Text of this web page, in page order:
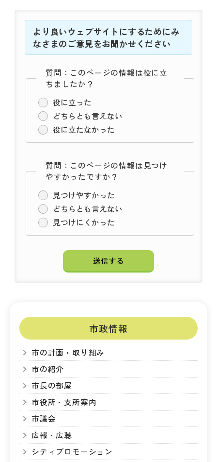
より良いウェブサイトにするためにみ
なさまのご意見をお聞かせください
質問：このページの情報は役に立
ちましたか？
役に立った
どちらとも言えない
役に立たなかった
質問：このページの情報は見つけ
やすかったですか？
見つけやすかった
どちらとも言えない
見つけにくかった
市政情報
市の計画・取り組み
市の紹介
市長の部屋
市役所・支所案内
市議会
広報・広聴
シティプロモーション